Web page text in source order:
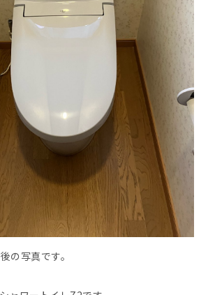
の写真です。